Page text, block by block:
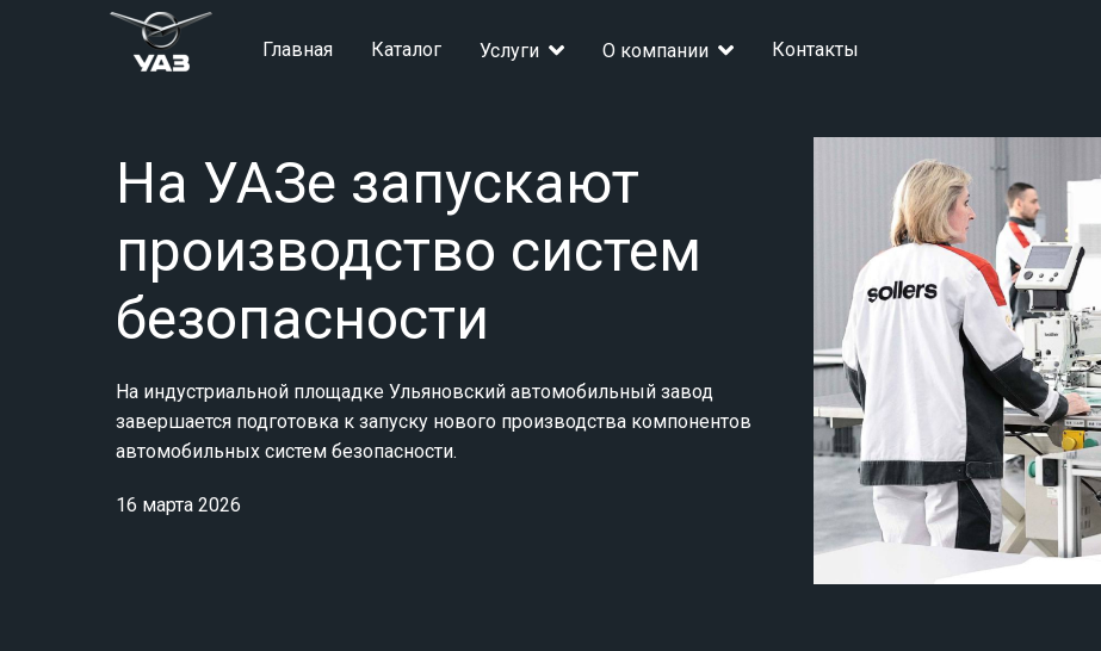
Главная Каталог Услуги О компании Контакты
На УАЗе запускают
производство систем
безопасности
На индустриальной площадке Ульяновский автомобильный завод
завершается подготовка к запуску нового производства компонентов
автомобильных систем безопасности.
16 марта 2026